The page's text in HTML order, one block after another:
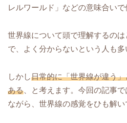
レルワールド」などの意味合いで
世界線について頭で理解するの
で、よく分からないという人も多
しかし日常的に「世界線が違う
ある 、と考えます。今回の記事
ながら、世界線の感覚をひも解い